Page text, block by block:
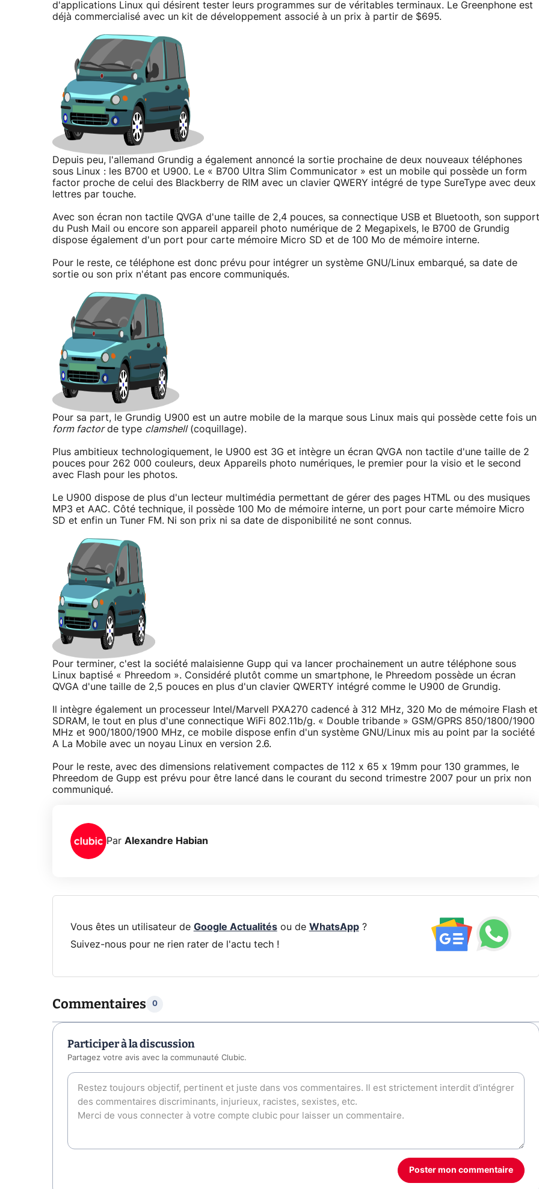
d'applications Linux qui désirent tester leurs programmes sur de véritables terminaux. Le Greenphone est
déjà commercialisé avec un kit de développement associé à un prix à partir de $695.
Depuis peu, l'allemand Grundig a également annoncé la sortie prochaine de deux nouveaux téléphones
sous Linux : les B700 et U900. Le « B700 Ultra Slim Communicator » est un mobile qui possède un form
factor proche de celui des Blackberry de RIM avec un clavier QWERY intégré de type SureType avec deux
lettres par touche.
Avec son écran non tactile QVGA d'une taille de 2,4 pouces, sa connectique USB et Bluetooth, son support
du Push Mail ou encore son appareil appareil photo numérique de 2 Megapixels, le B700 de Grundig
dispose également d'un port pour carte mémoire Micro SD et de 100 Mo de mémoire interne.
Pour le reste, ce téléphone est donc prévu pour intégrer un système GNU/Linux embarqué, sa date de
sortie ou son prix n'étant pas encore communiqués.
Pour sa part, le Grundig U900 est un autre mobile de la marque sous Linux mais qui possède cette fois un
form factorde type clamshell(coquillage).
Plus ambitieux technologiquement, le U900 est 3G et intègre un écran QVGA non tactile d'une taille de 2
pouces pour 262 000 couleurs, deux Appareils photo numériques, le premier pour la visio et le second
avec Flash pour les photos.
Le U900 dispose de plus d'un lecteur multimédia permettant de gérer des pages HTML ou des musiques
MP3 et AAC. Côté technique, il possède 100 Mo de mémoire interne, un port pour carte mémoire Micro
SD et enfin un Tuner FM. Ni son prix ni sa date de disponibilité ne sont connus.
Pour terminer, c'est la société malaisienne Gupp qui va lancer prochainement un autre téléphone sous
Linux baptisé « Phreedom ». Considéré plutôt comme un smartphone, le Phreedom possède un écran
QVGA d'une taille de 2,5 pouces en plus d'un clavier QWERTY intégré comme le U900 de Grundig.
Il intègre également un processeur Intel/Marvell PXA270 cadencé à 312 MHz, 320 Mo de mémoire Flash et
SDRAM, le tout en plus d'une connectique WiFi 802.11b/g. « Double tribande » GSM/GPRS 850/1800/1900
MHz et 900/1800/1900 MHz, ce mobile dispose enfin d'un système GNU/Linux mis au point par la société
A La Mobile avec un noyau Linux en version 2.6.
Pour le reste, avec des dimensions relativement compactes de 112 x 65 x 19mm pour 130 grammes, le
Phreedom de Gupp est prévu pour être lancé dans le courant du second trimestre 2007 pour un prix non
communiqué.
Par Alexandre Habian
Vous êtes un utilisateur de Google Actualitésou de WhatsApp?
Suivez-nous pour ne rien rater de l'actu tech !
Commentaires 0
Participer à la discussion
Partagez votre avis avec la communauté Clubic.
Poster mon commentaire